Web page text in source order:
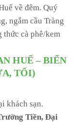
về đêm. Quý
ngắm cầu Tràng
thức cà phê/kem
HUẾ – BIỂN
TỐI)
khách sạn.
Tiền, Đại